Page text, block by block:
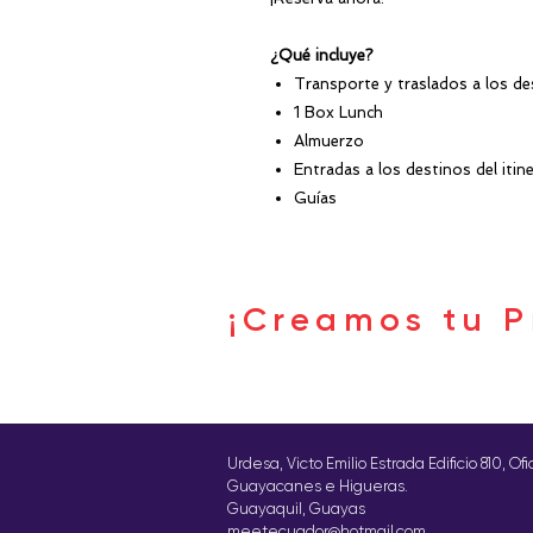
¿Qué incluye?
Transporte y traslados a los
1 Box Lunch
Almuerzo
Entradas a los destinos del
Guías
¡Creamos tu
Urdesa, Victo Emilio Estrada Edificio 810,
Guayacanes e Higueras.
Guayaquil, Guayas